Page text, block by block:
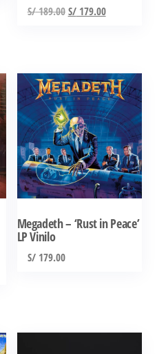
S/189.00 El
S/ 189.00.
S/179.00El
S/ 179.00.
Megadeth – ‘Rust in Peace’
LP Vinilo
S/179.00